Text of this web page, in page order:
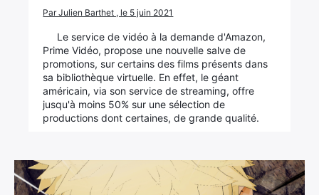
Par Julien Barthet , le 5 juin 2021
Le service de vidéo à la demande d'Amazon,
Prime Vidéo, propose une nouvelle salve de
promotions, sur certains des films présents dans
sa bibliothèque virtuelle. En effet, le géant
américain, via son service de streaming, offre
jusqu'à moins 50% sur une sélection de
productions dont certaines, de grande qualité.